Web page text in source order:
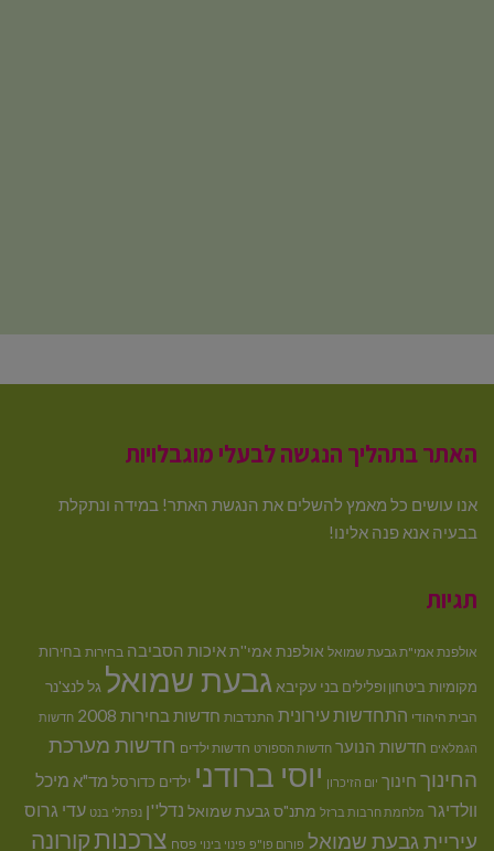
האתר בתהליך הנגשה לבעלי מוגבלויות
אנו עושים כל מאמץ להשלים את הנגשת האתר! במידה ונתקלת
בבעיה אנא פנה אלינו!
תגיות
אולפנת אמי"ת גבעת שמואל אולפנת אמי''תאיכות הסביבה בחירות בחירות
מקומיות ביטחון ופלילים בני עקיבא גבעת שמואל גל לנצ'נר
הבית היהודי התחדשות עירונית התנדבות חדשות בחירות 2008 חדשות
הגמלאים חדשות הנוער חדשות הספורט חדשות ילדים חדשות מערכת
החינוך חינוך יום הזיכרון יוסי ברודני ילדים כדורסל מד"א מיכל
וולדיגר מלחמת חרבות ברזל מתנ"ס גבעת שמואל נדל''ן נפתלי בנט עדי גרוס
עיריית גבעת שמואל פורום פו"פ פינוי בינוי פסח צרכנותקורונה